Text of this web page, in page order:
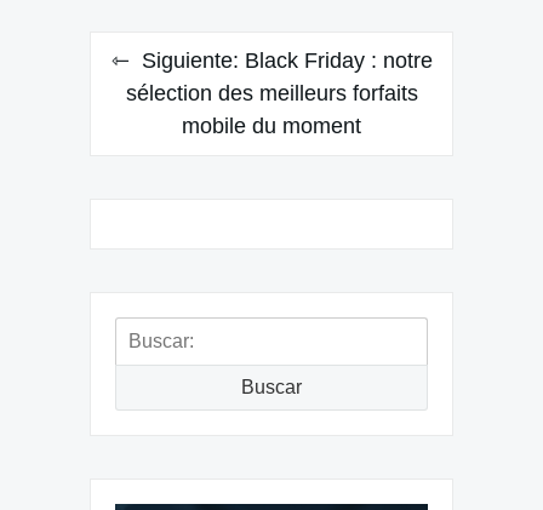
Siguiente: Black Friday : notre
sélection des meilleurs forfaits
mobile du moment
Buscar:
Buscar